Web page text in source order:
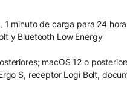
1 minuto de carga para 24
y Bluetooth Low Energy
macOS 12 o
S, receptor Logi Bolt,